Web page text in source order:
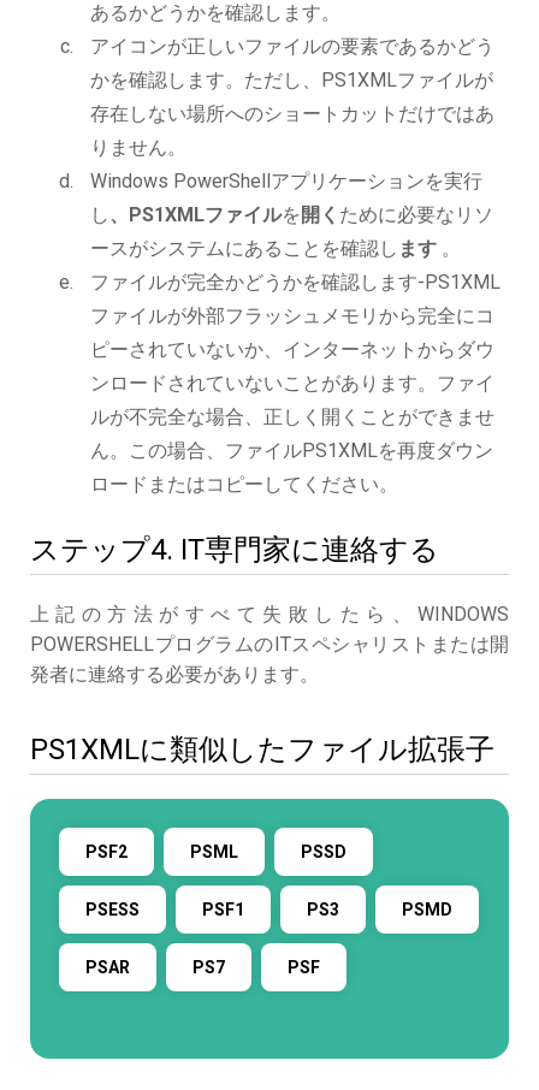
あるかどうかを確認します。
アイコンが正しいファイルの要素であるかどう
かを確認します。ただし、PS1XMLファイルが
存在しない場所へのショートカットだけではあ
りません。
Windows PowerShellアプリケーションを実行
し、PS1XMLファイルを 開く ために必要なリソ
ースがシステムにあることを確認し ます 。
ファイルが完全かどうかを確認します-PS1XML
ファイルが外部フラッシュメモリから完全にコ
ピーされていないか、インターネットからダウ
ンロードされていないことがあります。ファイ
ルが不完全な場合、正しく開くことができませ
ん。この場合、ファイルPS1XMLを再度ダウン
ロードまたはコピーしてください。
ステップ4. IT専門家に連絡する
上記の方法がすべて失敗したら、WINDOWS
POWERSHELLプログラムのITスペシャリストまたは開
発者に連絡する必要があります。
PS1XMLに類似したファイル拡張子
PSF2 PSML PSSD
PSESS PSF1 PS3 PSMD
PSAR PS7 PSF